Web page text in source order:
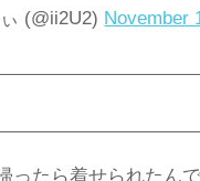
(@ii2U2) November
ったら着せられたん